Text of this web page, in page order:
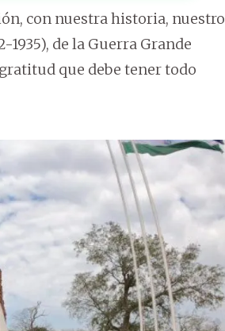
con nuestra historia, nuestro
de la Guerra Grande
que debe tener todo